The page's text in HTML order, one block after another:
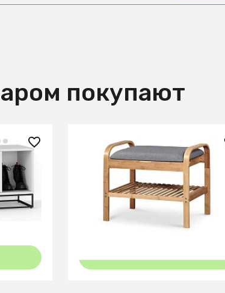
покупают
9 990 ₽
Полка для обуви Halmar ST-12